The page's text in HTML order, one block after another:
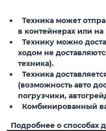
Техника может
в контейнерах или
Технику можно
ходом не
техника).
Техника
(возможность авто
погрузчики,
Комбинированный
Подробнее о способах